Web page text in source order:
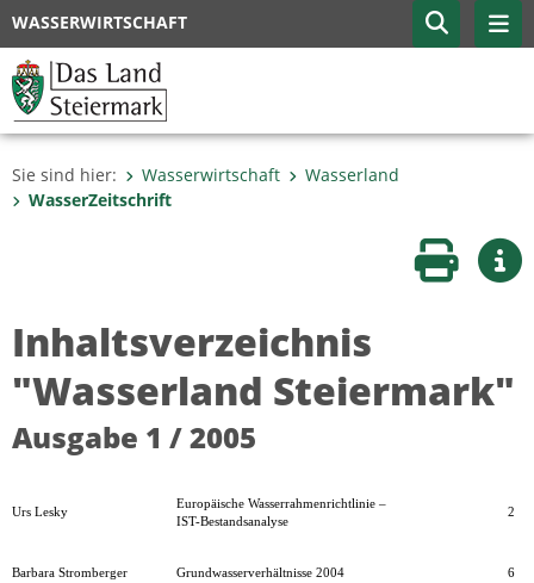
WASSERWIRTSCHAFT
Sie sind hier: Wasserwirtschaft
Wasserland
WasserZeitschrift
Seite
Inhaltsverzeichnis
"Wasserland Steiermark"
Ausgabe 1 / 2005
Urs Lesky
Europäische Wasserrahmenrichtlinie –
IST-Bestandsanalyse
2
Barbara Stromberger Grundwasserverhältnisse 2004 6